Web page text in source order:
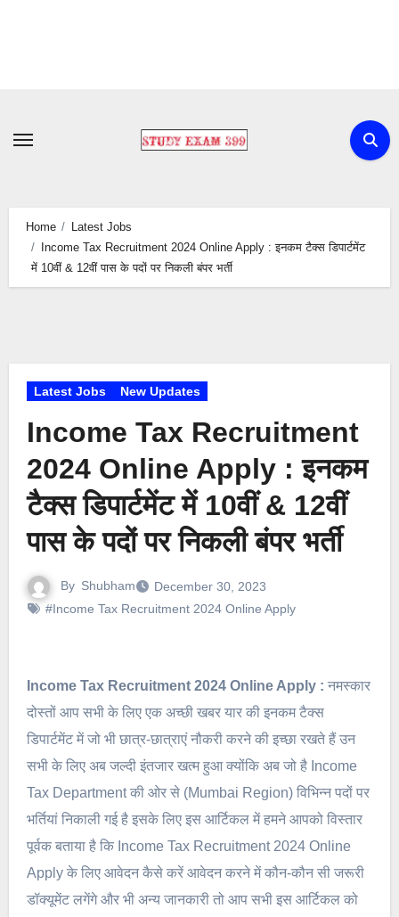
content
Home
Latest Jobs
Income Tax Recruitment 2024 Online Apply : इनकम टैक्स डिपार्टमेंट
में 10वीं & 12वीं पास के पदों पर निकली बंपर भर्ती
Latest Jobs New Updates
Income Tax Recruitment
2024 Online Apply : इनकम
टैक्स डिपार्टमेंट में 10वीं & 12वीं
पास के पदों पर निकली बंपर भर्ती
By Shubham
December 30, 2023
#Income Tax Recruitment 2024 Online Apply
Income Tax Recruitment 2024 Online Apply : नमस्कार
दोस्तों आप सभी के लिए एक अच्छी खबर यार की इनकम टैक्स
डिपार्टमेंट में जो भी छात्र-छात्राएं नौकरी करने की इच्छा रखते हैं उन
सभी के लिए अब जल्दी इंतजार खत्म हुआ क्योंकि अब जो है Income
Tax Department की ओर से (Mumbai Region) विभिन्न पदों पर
भर्तियां निकाली गई है इसके लिए इस आर्टिकल में हमने आपको विस्तार
पूर्वक बताया है कि Income Tax Recruitment 2024 Online
Apply के लिए आवेदन कैसे करें आवेदन करने में कौन-कौन सी जरूरी
डॉक्यूमेंट लगेंगे और भी अन्य जानकारी तो आप सभी इस आर्टिकल को